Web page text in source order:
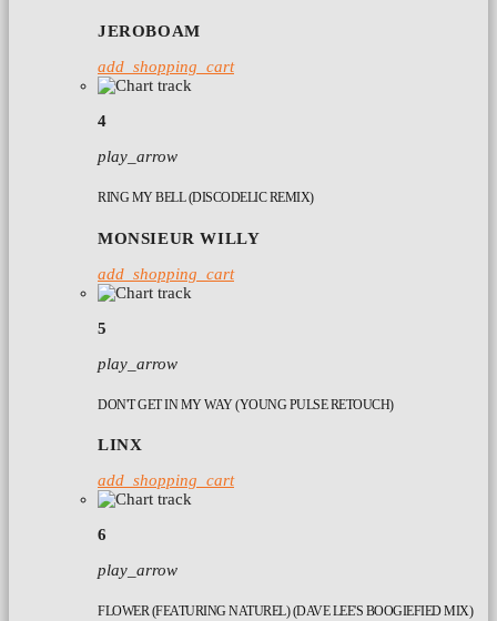
JEROBOAM
add_shopping_cart
4
play_arrow
RING MY BELL (DISCODELIC REMIX)
MONSIEUR WILLY
add_shopping_cart
5
play_arrow
DON'T GET IN MY WAY (YOUNG PULSE RETOUCH)
LINX
add_shopping_cart
6
play_arrow
FLOWER (FEATURING NATUREL) (DAVE LEE'S BOOGIEFIED MIX)